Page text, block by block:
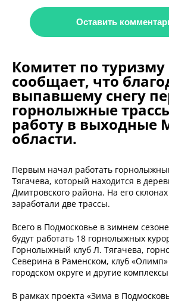
Оставить
Комитет по туризму
сообщает, что
выпавшему снегу
горнолыжные
работу в выходные
области.
Первым начал работать
Тягачева, который находится в
Дмитровского района. На его
заработали две трассы.
Всего в Подмосковье в зимнем
будут работать 18 горнолыжных
Горнолыжный клуб Л. Тягачева,
Северина в Раменском, клуб
городском округе и другие
В рамках проекта «Зима в